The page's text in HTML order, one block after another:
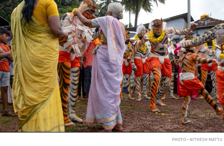
PHOTO • NITHESH MATTU